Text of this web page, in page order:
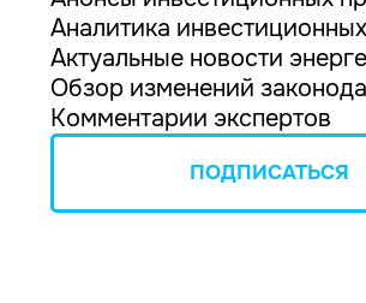
Аналитика
Актуальные новости
Обзор изменений
Комментарии экспертов
ПОДПИСАТЬСЯ